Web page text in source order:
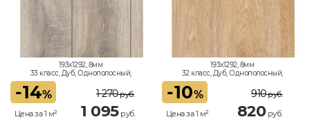
193x1292, 8мм
33 класс, Дуб, Однополосный,
-14%
Цена за 1 м²
1 270руб.
1 095руб.
193x1292, 8мм
32 класс, Дуб, Однополосный,
-10%
Цена за 1 м²
910руб.
820 руб.